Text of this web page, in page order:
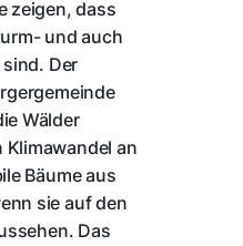
zeigen, dass
und auch
Der
Wälder
an
Bäume aus
sie auf den
Das